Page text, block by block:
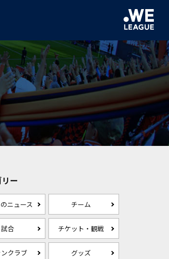
ー
ニュース チーム
試合 チケット・観戦
クラブ グッズ